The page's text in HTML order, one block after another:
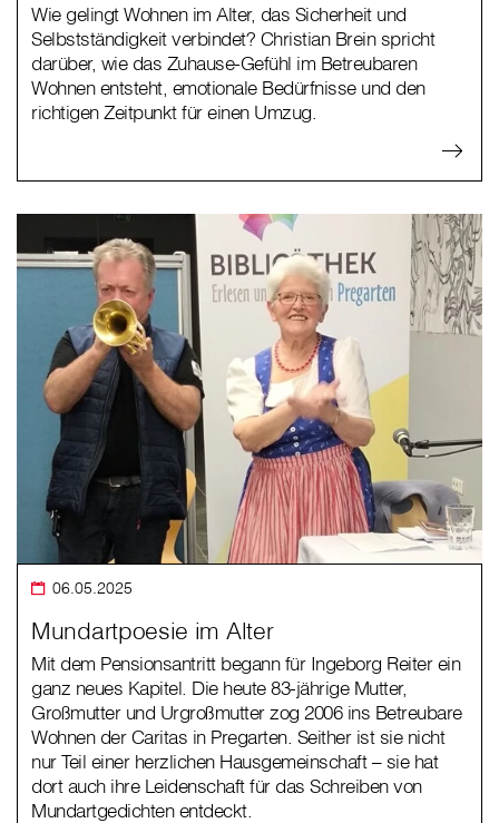
Wie gelingt Wohnen im Alter, das Sicherheit und
Selbstständigkeit verbindet? Christian Brein spricht
darüber, wie das Zuhause-Gefühl im Betreubaren
Wohnen entsteht, emotionale Bedürfnisse und den
richtigen Zeitpunkt für einen Umzug.
06.05.2025
Mundartpoesie im Alter
Mit dem Pensionsantritt begann für Ingeborg Reiter ein
ganz neues Kapitel. Die heute 83-jährige Mutter,
Großmutter und Urgroßmutter zog 2006 ins Betreubare
Wohnen der Caritas in Pregarten. Seither ist sie nicht
nur Teil einer herzlichen Hausgemeinschaft – sie hat
dort auch ihre Leidenschaft für das Schreiben von
Mundartgedichten entdeckt.